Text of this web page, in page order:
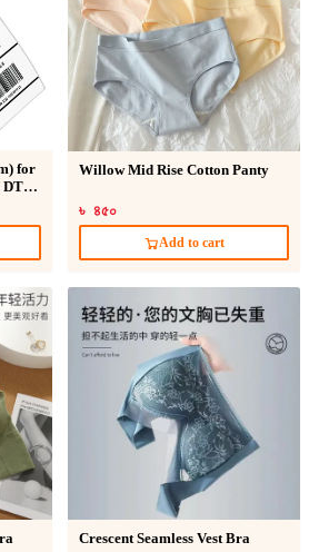
for
DT
Willow Mid Rise Cotton Panty
৳ ৪৫০
Add to cart
Crescent Seamless Vest Bra